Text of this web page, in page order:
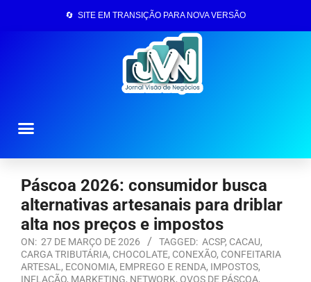
🔄 SITE EM TRANSIÇÃO PARA NOVA VERSÃO
Páscoa 2026: consumidor busca
alternativas artesanais para driblar
alta nos preços e impostos
ON: 27 DE MARÇO DE 2026 TAGGED: ACSP, CACAU,
CARGA TRIBUTÁRIA, CHOCOLATE, CONEXÃO, CONFEITARIA
ARTESAL , ECONOMIA, EMPREGO E RENDA, IMPOSTOS,
INFLAÇÃO, MARKETING, NETWORK, OVOS DE PÁSCOA,